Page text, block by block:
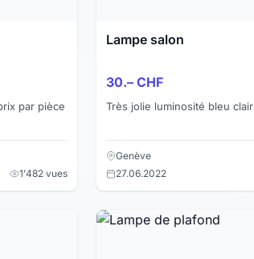
1'482 vues
Lampe salon
30.– CHF
Très jolie luminosité bleu clair
Genève
27.06.2022